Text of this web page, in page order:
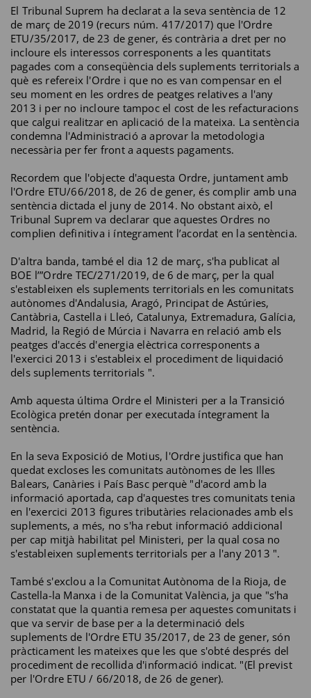
El Tribunal Suprem ha declarat a la seva sentència de 12
de març de 2019 (recurs núm. 417/2017) que l'Ordre
ETU/35/2017, de 23 de gener, és contrària a dret per no
incloure els interessos corresponents a les quantitats
pagades com a conseqüència dels suplements territorials a
què es refereix l'Ordre i que no es van compensar en el
seu moment en les ordres de peatges relatives a l'any
2013 i per no incloure tampoc el cost de les refacturacions
que calgui realitzar en aplicació de la mateixa. La sentència
condemna l'Administració a aprovar la metodologia
necessària per fer front a aquests pagaments.
Recordem que l'objecte d'aquesta Ordre, juntament amb
l'Ordre ETU/66/2018, de 26 de gener, és complir amb una
sentència dictada el juny de 2014. No obstant això, el
Tribunal Suprem va declarar que aquestes Ordres no
complien definitiva i íntegrament l’acordat en la sentència.
D'altra banda, també el dia 12 de març, s'ha publicat al
BOE l’”Ordre TEC/271/2019, de 6 de març, per la qual
s'estableixen els suplements territorials en les comunitats
autònomes d'Andalusia, Aragó, Principat de Astúries,
Cantàbria, Castella i Lleó, Catalunya, Extremadura, Galícia,
Madrid, la Regió de Múrcia i Navarra en relació amb els
peatges d'accés d'energia elèctrica corresponents a
l'exercici 2013 i s'estableix el procediment de liquidació
dels suplements territorials ".
Amb aquesta última Ordre el Ministeri per a la Transició
Ecològica pretén donar per executada íntegrament la
sentència.
En la seva Exposició de Motius, l'Ordre justifica que han
quedat excloses les comunitats autònomes de les Illes
Balears, Canàries i País Basc perquè "d'acord amb la
informació aportada, cap d'aquestes tres comunitats tenia
en l'exercici 2013 figures tributàries relacionades amb els
suplements, a més, no s'ha rebut informació addicional
per cap mitjà habilitat pel Ministeri, per la qual cosa no
s'estableixen suplements territorials per a l'any 2013 ".
També s'exclou a la Comunitat Autònoma de la Rioja, de
Castella-la Manxa i de la Comunitat València, ja que "s'ha
constatat que la quantia remesa per aquestes comunitats i
que va servir de base per a la determinació dels
suplements de l'Ordre ETU 35/2017, de 23 de gener, són
pràcticament les mateixes que les que s'obté després del
procediment de recollida d'informació indicat. "(El previst
per l'Ordre ETU / 66/2018, de 26 de gener).